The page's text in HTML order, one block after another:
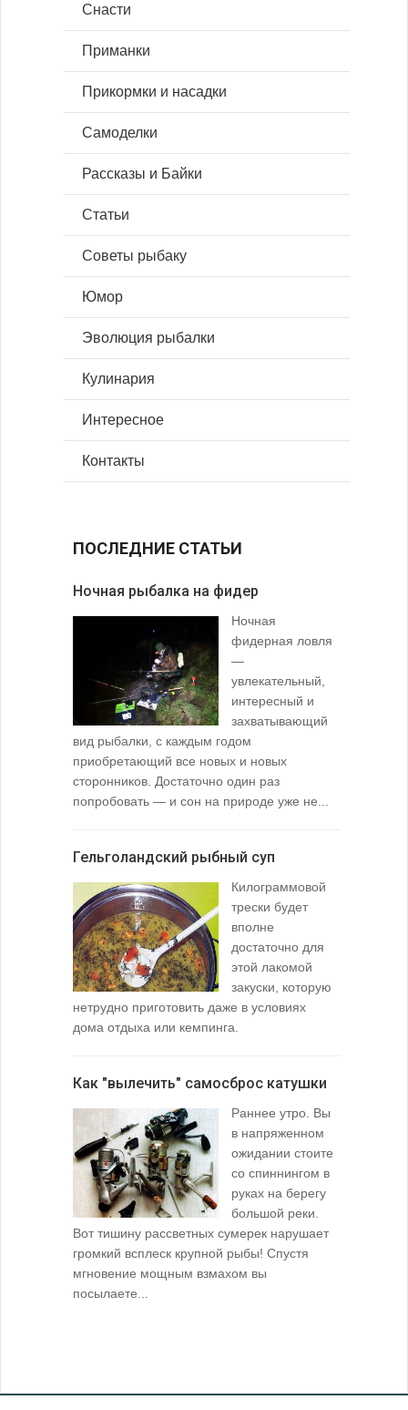
Снасти
Приманки
Прикормки и насадки
Самоделки
Рассказы и Байки
Статьи
Советы рыбаку
Юмор
Эволюция рыбалки
Кулинария
Интересное
Контакты
ПОСЛЕДНИЕ СТАТЬИ
Ночная рыбалка на фидер
Ночная
фидерная ловля
—
увлекательный,
интересный и
захватывающий
вид рыбалки, с каждым годом
приобретающий все новых и новых
сторонников. Достаточно один раз
попробовать — и сон на природе уже не...
Гельголандский рыбный суп
Килограммовой
трески будет
вполне
достаточно для
этой лакомой
закуски, которую
нетрудно приготовить даже в условиях
дома отдыха или кемпинга.
Как "вылечить" самосброс катушки
Раннее утро. Вы
в напряженном
ожидании стоите
со спиннингом в
руках на берегу
большой реки.
Вот тишину рассветных сумерек нарушает
громкий всплеск крупной рыбы! Спустя
мгновение мощным взмахом вы
посылаете...